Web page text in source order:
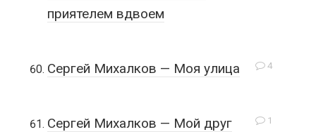
приятелем вдвоем
4
Сергей Михалков — Моя улица
1
Сергей Михалков — Мой друг